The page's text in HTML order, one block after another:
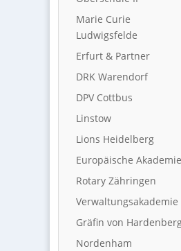
Marie Curie
Ludwigsfelde
Erfurt & Partner
DRK Warendorf
DPV Cottbus
Linstow
Lions Heidelberg
Europäische Akademie
Rotary Zähringen
Verwaltungsakademie
Gräfin von
Nordenham